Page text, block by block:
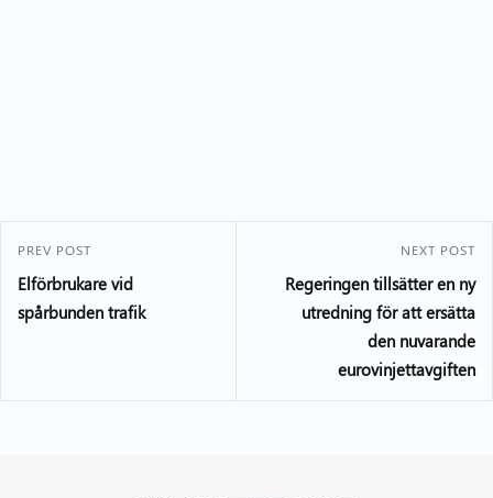
PREV POST
Elförbrukare vid
spårbunden trafik
NEXT POST
Regeringen tillsätter en ny
utredning för att ersätta
den nuvarande
eurovinjettavgiften